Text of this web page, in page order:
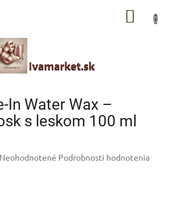
In Water Wax –
s leskom 100 ml
Priemerné
Neohodnotené Podrobnosti hodnotenia